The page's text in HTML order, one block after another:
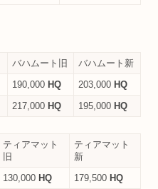
バハムート旧
バハムート新
190,000 HQ 203,000 HQ
217,000 HQ 195,000 HQ
ティアマット
旧
ティアマット
新
130,000 HQ 179,500 HQ